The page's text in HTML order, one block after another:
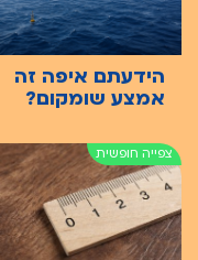
הידעתם איפה זה
אמצע שומקום?